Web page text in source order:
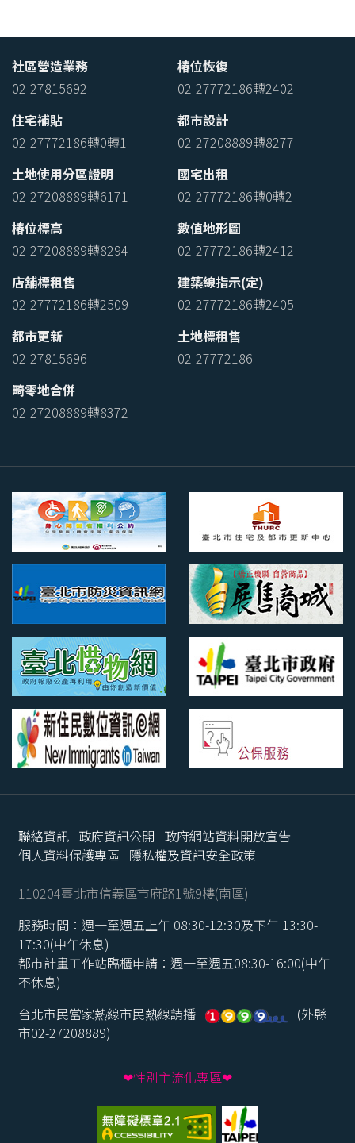
社區營造業務
02-27815692
椿位恢復
02-27772186轉2402
住宅補貼
02-27772186轉0轉1
都市設計
02-27208889轉8277
土地使用分區證明
02-27208889轉6171
國宅出租
02-27772186轉0轉2
椿位標高
02-27208889轉8294
數值地形圖
02-27772186轉2412
店舖標租售
02-27772186轉2509
建築線指示(定)
02-27772186轉2405
都市更新
02-27815696
土地標租售
02-27772186
畸零地合併
02-27208889轉8372
聯絡資訊 政府資訊公開 政府網站資料開放宣告
個人資料保護專區 隱私權及資訊安全政策
110204臺北市信義區市府路1號9樓(南區)
服務時間：週一至週五上午 08:30-12:30及下午 13:30-
17:30(中午休息)
都市計畫工作站臨櫃申請：週一至週五08:30-16:00(中午
不休息)
台北市民當家熱線市民熱線請播
(外縣
市02-27208889)
❤性別主流化專區❤